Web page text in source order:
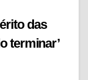
das
terminar’